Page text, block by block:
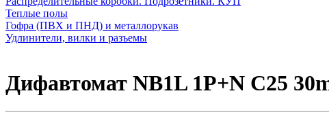
Теплые полы
Гофра (ПВХ и ПНД) и металлорукав
Удлинители, вилки и разъемы
Дифавтомат NB1L 1P+N C25